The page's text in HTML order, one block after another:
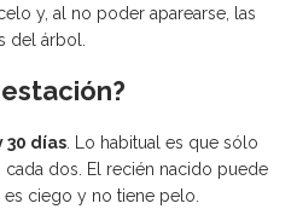
y, al no poder aparearse, las
del árbol.
30 días. Lo habitual es que sólo
dos. El recién nacido puede
es ciego y no tiene pelo.